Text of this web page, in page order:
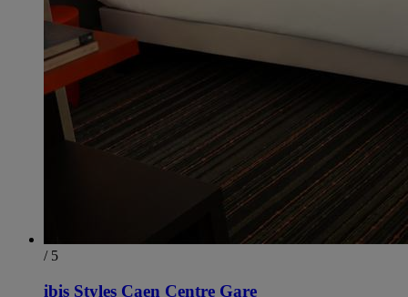
/ 5
ibis Styles Caen Centre Gare